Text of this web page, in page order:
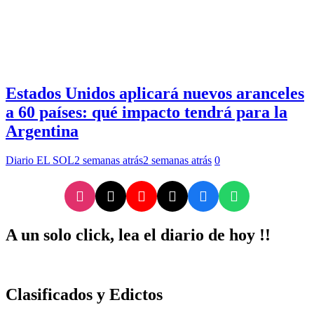
Estados Unidos aplicará nuevos aranceles
a 60 países: qué impacto tendrá para la
Argentina
Diario EL SOL2 semanas atrás2 semanas atrás 0
A un solo click, lea el diario de hoy !!
Clasificados y Edictos